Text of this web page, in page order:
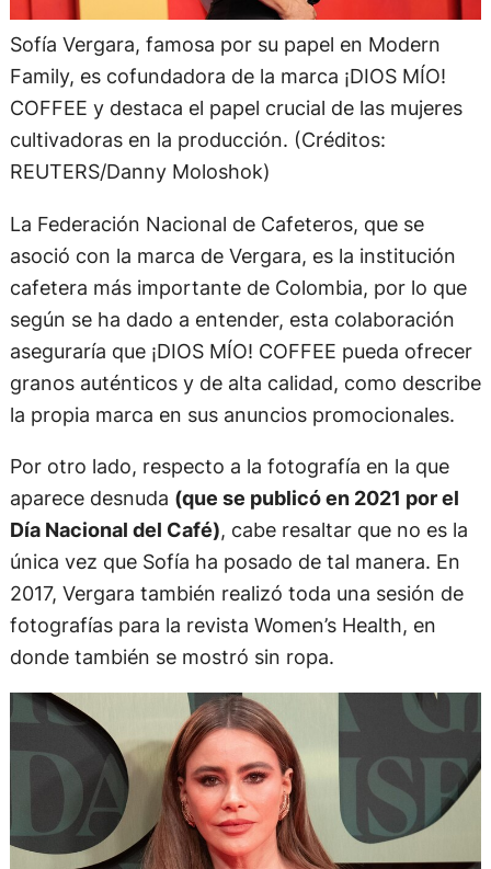
Sofía Vergara, famosa por su papel en Modern
Family, es cofundadora de la marca ¡DIOS MÍO!
COFFEE y destaca el papel crucial de las mujeres
cultivadoras en la producción. (Créditos:
REUTERS/Danny Moloshok)
La Federación Nacional de Cafeteros, que se
asoció con la marca de Vergara, es la institución
cafetera más importante de Colombia, por lo que
según se ha dado a entender, esta colaboración
aseguraría que ¡DIOS MÍO! COFFEE pueda ofrecer
granos auténticos y de alta calidad, como describe
la propia marca en sus anuncios promocionales.
Por otro lado, respecto a la fotografía en la que
aparece desnuda (que se publicó en 2021 por el
Día Nacional del Café), cabe resaltar que no es la
única vez que Sofía ha posado de tal manera. En
2017, Vergara también realizó toda una sesión de
fotografías para la revista Women’s Health, en
donde también se mostró sin ropa.